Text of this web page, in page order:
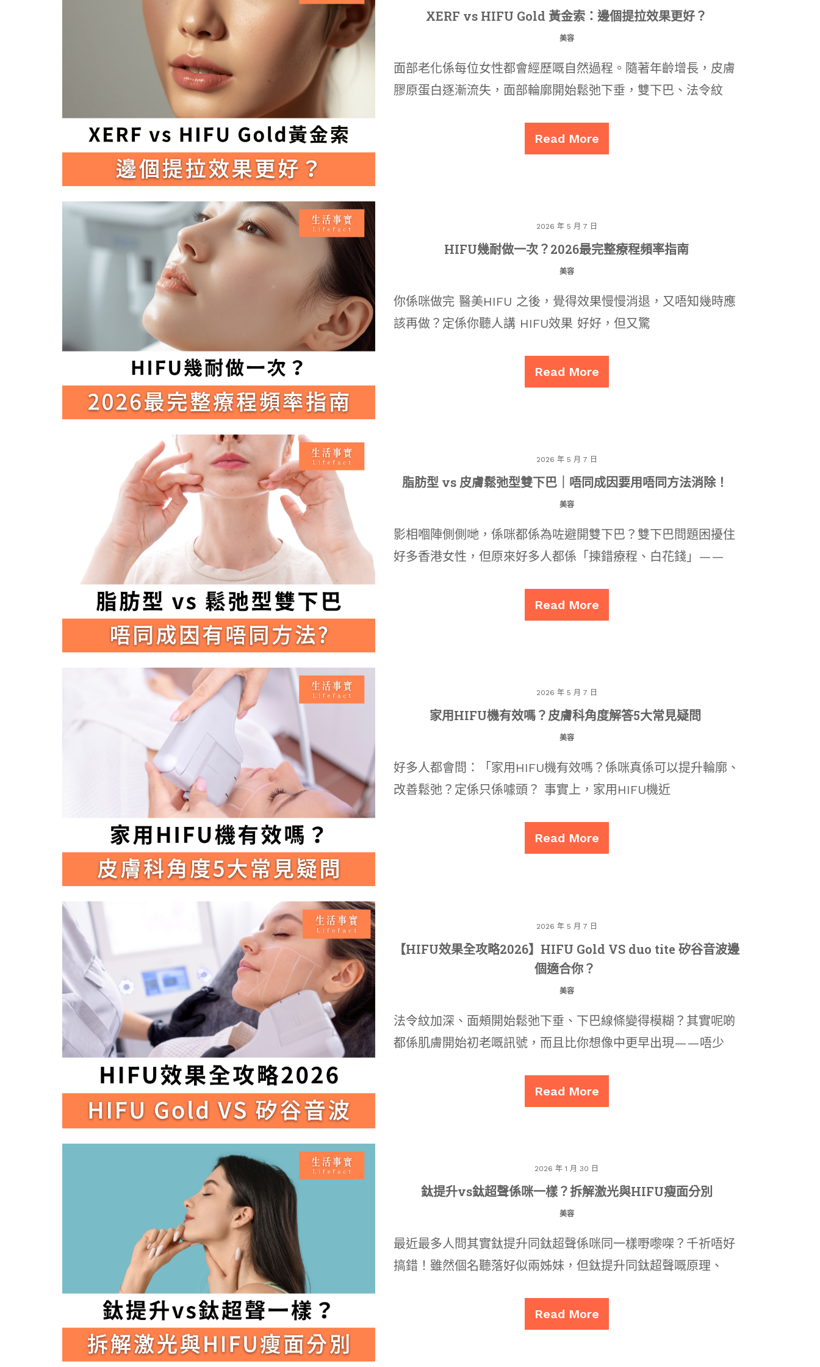
XERF vs HIFU Gold 黃金索：邊個提拉效果更好？
美容
面部老化係每位女性都會經歷嘅自然過程。隨著年齡增長，皮膚
膠原蛋白逐漸流失，面部輪廓開始鬆弛下垂，雙下巴、法令紋
Read More
2026 年 5 月 7 日
HIFU幾耐做一次？2026最完整療程頻率指南
美容
你係咪做完 醫美HIFU 之後，覺得效果慢慢消退，又唔知幾時應
該再做？定係你聽人講 HIFU效果 好好，但又驚
Read More
2026 年 5 月 7 日
脂肪型 vs 皮膚鬆弛型雙下巴｜唔同成因要用唔同方法消除！
美容
影相嗰陣側側哋，係咪都係為咗避開雙下巴？雙下巴問題困擾住
好多香港女性，但原來好多人都係「揀錯療程、白花錢」——
Read More
2026 年 5 月 7 日
家用HIFU機有效嗎？皮膚科角度解答5大常見疑問
美容
好多人都會問：「家用HIFU機有效嗎？係咪真係可以提升輪廓、
改善鬆弛？定係只係噱頭？ 事實上，家用HIFU機近
Read More
2026 年 5 月 7 日
【HIFU效果全攻略2026】HIFU Gold VS duo tite 矽谷音波邊
個適合你？
美容
法令紋加深、面頰開始鬆弛下垂、下巴線條變得模糊？其實呢啲
都係肌膚開始初老嘅訊號，而且比你想像中更早出現——唔少
Read More
2026 年 1 月 30 日
鈦提升vs鈦超聲係咪一樣？拆解激光與HIFU瘦面分別
美容
最近最多人問其實鈦提升同鈦超聲係咪同一樣嘢嚟㗎？千祈唔好
搞錯！雖然個名聽落好似兩姊妹，但鈦提升同鈦超聲嘅原理、
Read More